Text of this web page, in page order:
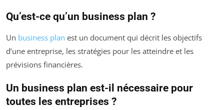
Qu’est-ce qu’un business plan ?
Un business plan est un document qui décrit les objectifs
d’une entreprise, les stratégies pour les atteindre et les
prévisions financières.
Un business plan est-il nécessaire pour
toutes les entreprises ?